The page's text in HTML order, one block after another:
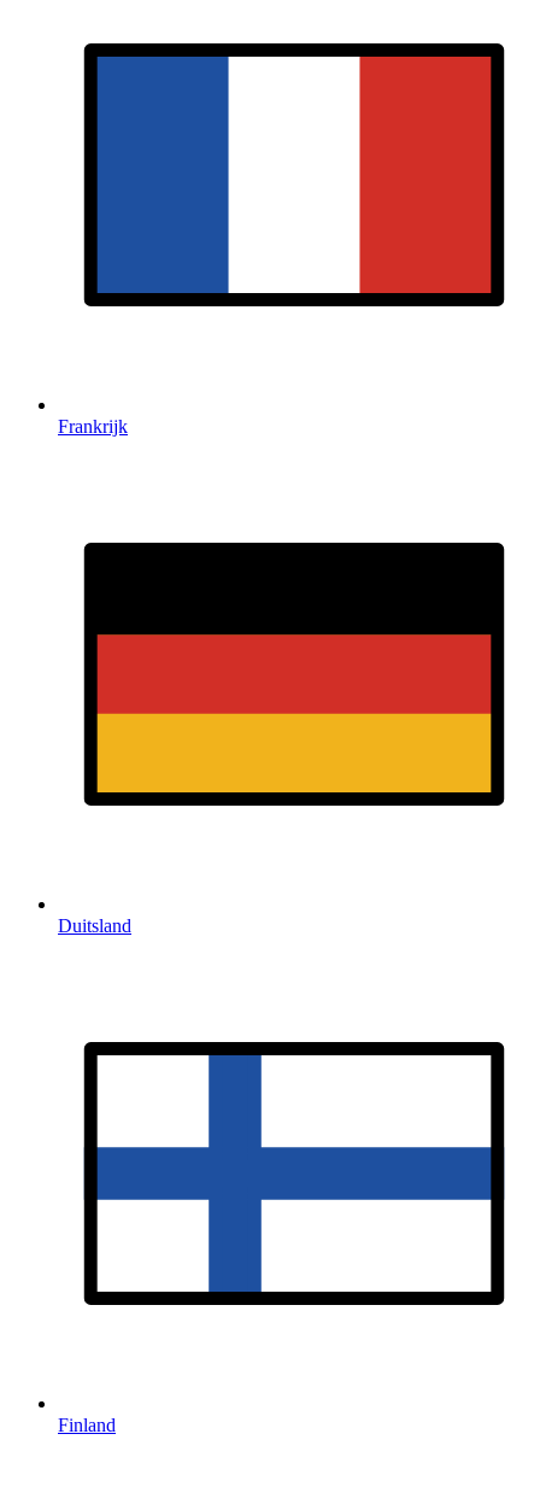
Frankrijk
Duitsland
Finland